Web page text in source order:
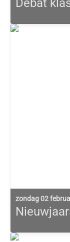
Debat
zondag 02